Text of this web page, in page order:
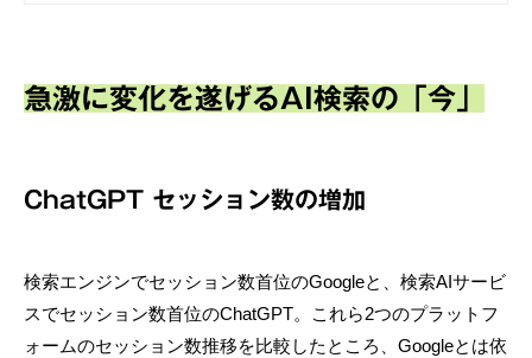
急激に変化を遂げるAI検索の「今」
ChatGPT セッション数の増加
検索エンジンでセッション数首位のGoogleと、検索AIサービ
スでセッション数首位のChatGPT。これら2つのプラットフ
ォームのセッション数推移を比較したところ、Googleとは依